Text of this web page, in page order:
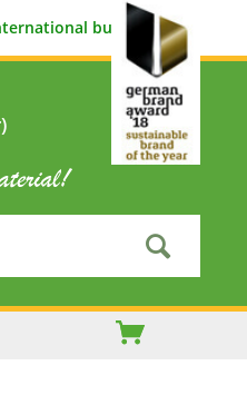
buyers